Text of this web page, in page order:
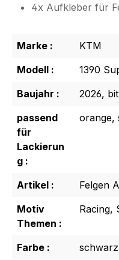
4x Aufkleber für
Marke :
KTM
Modell :
1390
Baujahr :
2026,
passend
für
Lackierun
g :
orange,
Artikel :
Felgen
Motiv
Themen :
Racing,
Farbe :